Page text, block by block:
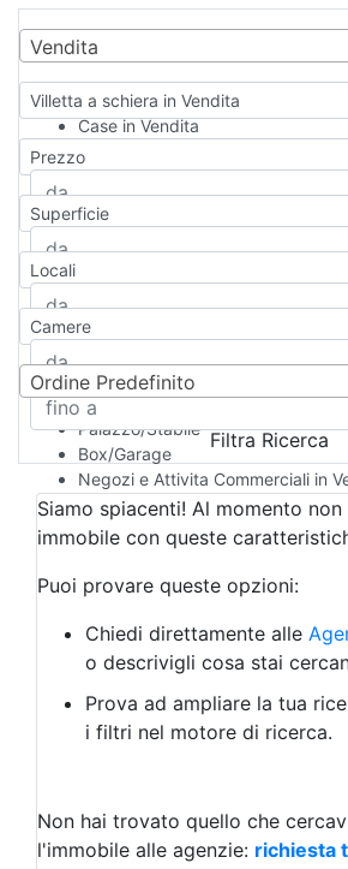
Vendita
Villetta a schiera in Vendita
Case in Vendita
Qualsiasi
Appartamento
Casa indipendente
Casa Semi-indipendente
Attico/Mansarda
Rustico/Casale
Camera d'Albergo
Multiproprietà
Palazzo/Stabile
Box/Garage
Negozi e Attivita Commerciali in
Qualsiasi
Attività/Licenza Commerciale
Azienda Agricola
Bar/Ristorante
Albergo
Laboratorio Artigianale
Negozio/locale commerciale
Agriturismo
Magazzini
Qualsiasi
Terreno edificabile
Prezzo
Superficie
Locali
Camere
Ordine Predefinito
Filtra Ricerca
Siamo spiacenti! Al momento
immobile con queste
Puoi provare queste opzioni:
Chiedi direttamente alle
o descrivigli cosa stai
Prova ad ampliare la tua
i filtri nel motore di ricerca.
Non hai trovato quello che
l'immobile alle agenzie: richiesta